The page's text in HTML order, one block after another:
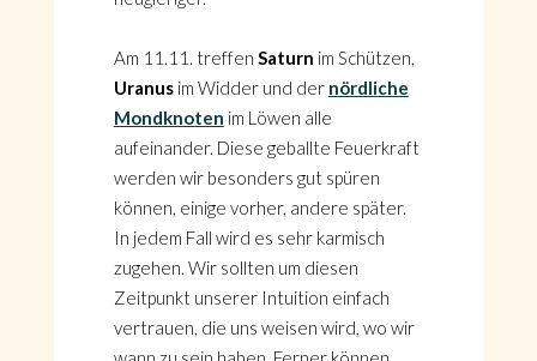
Am 11.11. treffen Saturn im Schützen,
Uranusim Widder und der nördliche
Mondknoten im Löwen alle
aufeinander. Diese geballte Feuerkraft
werden wir besonders gut spüren
können, einige vorher, andere später.
In jedem Fall wird es sehr karmisch
zugehen. Wir sollten um diesen
Zeitpunkt unserer Intuition einfach
vertrauen, die uns weisen wird, wo wir